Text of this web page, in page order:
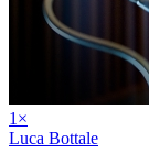
1 ×
Luca Bottale